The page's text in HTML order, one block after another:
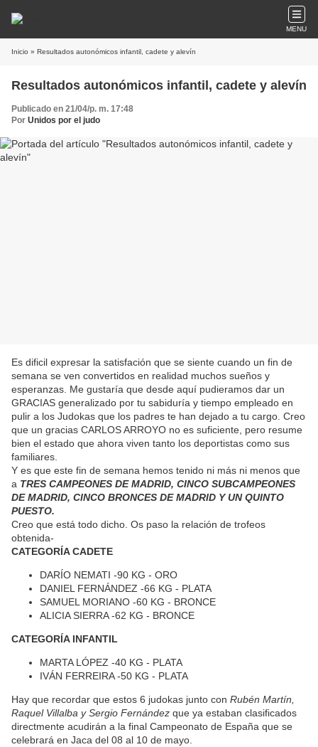
MENU
Inicio » Resultados autonómicos infantil, cadete y alevín
Resultados autonómicos infantil, cadete y alevín
Publicado en 21/04/p. m. 17:48
Por Unidos por el judo
Es dificil expresar la satisfación que se siente cuando un fin de
semana se ven convertidos en realidad muchos sueños y
esperanzas. Me gustaría que desde aquí pudieramos dar un
GRACIAS generalizado por tu sabiduría y tiempo empleado en
pulir a los Judokas que los padres te han dejado a tu cargo. Creo
que un gracias CARLOS ARROYO no es suficiente, pero resume
bien el estado que ahora viven tanto los deportistas como sus
familiares.
Y es que este fin de semana hemos tenido ni más ni menos que
a TRES CAMPEONES DE MADRID, CINCO SUBCAMPEONES
DE MADRID, CINCO BRONCES DE MADRID Y UN QUINTO
PUESTO.
Creo que está todo dicho. Os paso la relación de trofeos
obtenida-
CATEGORÍA CADETE
DARÍO NEMATI -90 KG - ORO
DANIEL FERNÁNDEZ -66 KG - PLATA
SAMUEL MORIANO -60 KG - BRONCE
ALICIA SIERRA -62 KG - BRONCE
CATEGORÍA INFANTIL
MARTA LÓPEZ -40 KG - PLATA
IVÁN FERREIRA -50 KG - PLATA
Hay que recordar que estos 6 judokas junto con Rubén Martín,
Raquel Villalba y Sergio Fernández que ya estaban clasificados
directmente acudirán a la final Campeonato de España que se
celebrará en Jaca del 08 al 10 de mayo.